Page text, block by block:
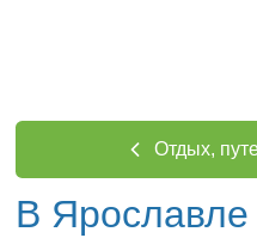
Отдых,
В Ярославле